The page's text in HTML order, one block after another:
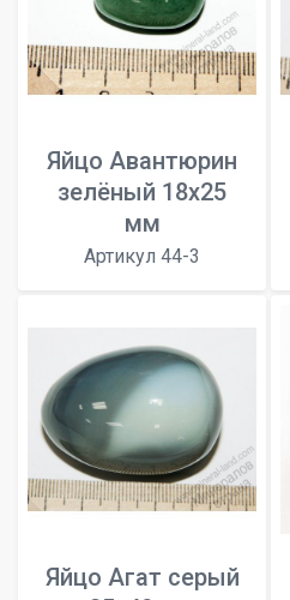
Яйцо Авантюрин
зелёный 18х25
мм
Артикул 44-3
Яйцо Агат серый